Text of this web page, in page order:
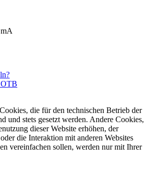
die für den technischen Betrieb der
und stets gesetzt werden. Andere Cookies,
dieser Website erhöhen, der
die Interaktion mit anderen Websites
vereinfachen sollen, werden nur mit Ihrer